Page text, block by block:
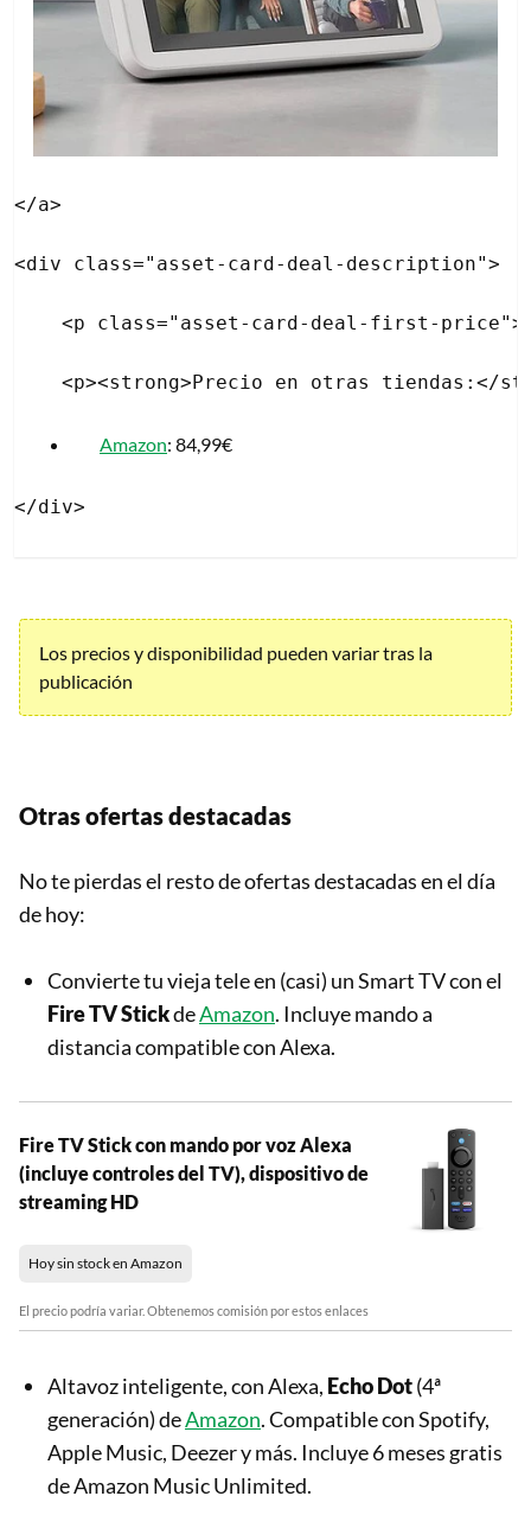
</a>
<div class="asset-card-deal-description">
<p class="asset-card-deal-first-
Amazon: 84,99€
Los precios y disponibilidad pueden variar tras la
publicación
Otras ofertas destacadas
No te pierdas el resto de ofertas destacadas en el día
de hoy:
Convierte tu vieja tele en (casi) un Smart TV con el
Fire TV StickdeAmazon. Incluye mando a
distancia compatible con Alexa.
Fire TV Stick con mando por voz Alexa
(incluye controles del TV), dispositivo de
streaming HD
Hoy sin stock en Amazon
El precio podría variar. Obtenemos comisión por estos enlaces
Altavoz inteligente, con Alexa, Echo Dot(4ª
generación) deAmazon. Compatible con Spotify,
Apple Music, Deezer y más. Incluye 6 meses gratis
de Amazon Music Unlimited.